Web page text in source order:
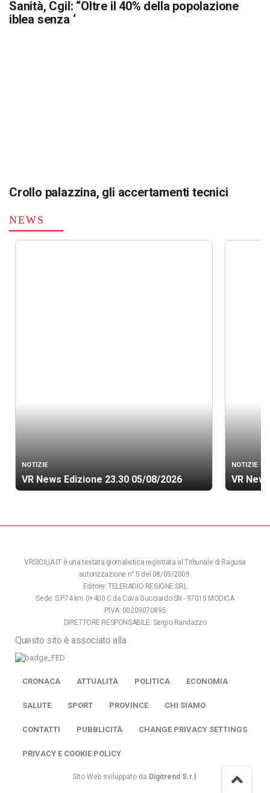
Sanità, Cgil: “Oltre il 40% della popolazione
iblea senza ‘
Crollo palazzina, gli accertamenti tecnici
NEWS
NOTIZIE
VR News Edizione 23.30 05/08/2026
NOTIZIE
VR
VRSICILIA.IT è una testata giornalistica registrata al Tribunale di Ragusa
autorizzazione n° 5 del 08/05/2009.
Editore: TELERADIO REGIONE SRL
Sede: S.P.74 km 0+400 C.da Cava Gucciardo SN - 97015 MODICA
P.IVA: 00209070895
DIRETTORE RESPONSABILE: Sergio Randazzo
Questo sito è associato alla
CRONACA ATTUALITÀ POLITICA ECONOMIA
SALUTE SPORT PROVINCE CHI SIAMO
CONTATTI PUBBLICITÀ CHANGE PRIVACY SETTINGS
PRIVACY E COOKIE POLICY
Sito Web sviluppato da Digitrend S.r.l .